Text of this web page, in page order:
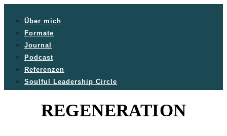
Über mich
Formate
Journal
Podcast
Referenzen
Soulful Leadership Circle
REGENERATION